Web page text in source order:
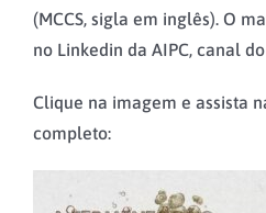
(MCCS, sigla em inglês). O
no Linkedin da AIPC, canal
Clique na imagem e assista
completo: